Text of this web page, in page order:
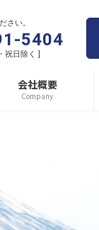
さい。
5404
祝日除く ]
会社概要
Company